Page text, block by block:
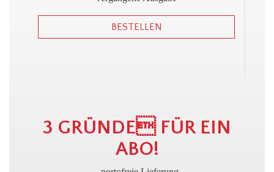
BESTELLEN
3 GRÜNDE FÜR EIN
ABO!